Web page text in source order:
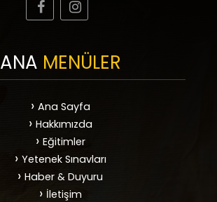
ANA MENÜLER
Ana Sayfa
Hakkımızda
Eğitimler
Yetenek Sınavları
Haber & Duyuru
İletişim